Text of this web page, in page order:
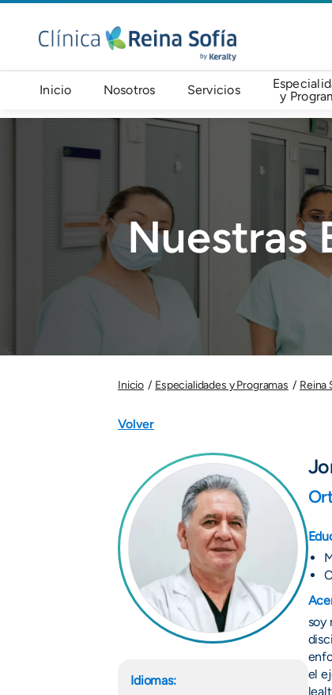
Pasar al contenido principal
Navegación principal
Inicio Nosotros Servicios
y
Nuestras
Inicio Especialidades y Programas Reina
Volver
Idiomas:
soy
el